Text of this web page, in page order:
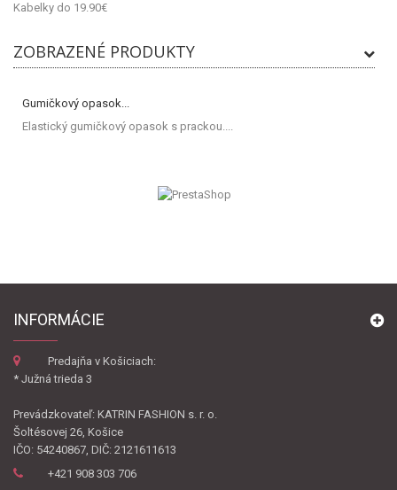
Kabelky do 19.90€
ZOBRAZENÉ PRODUKTY
Gumičkový opasok...
Elastický gumičkový opasok s prackou....
INFORMÁCIE
Predajňa v Košiciach:
* Južná trieda 3
Prevádzkovateľ: KATRIN FASHION s. r. o.
Šoltésovej 26, Košice
IČO: 54240867, DIČ: 2121611613
+421 908 303 706